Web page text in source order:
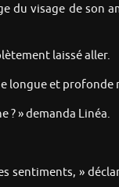
du visage de son
laissé aller.
longue et
? » demanda Linéa.
sentiments, »